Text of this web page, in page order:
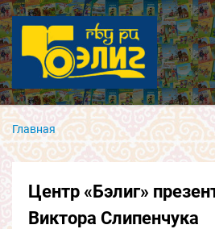
Главная
Центр «Бэлиг»
Виктора Слипенчука